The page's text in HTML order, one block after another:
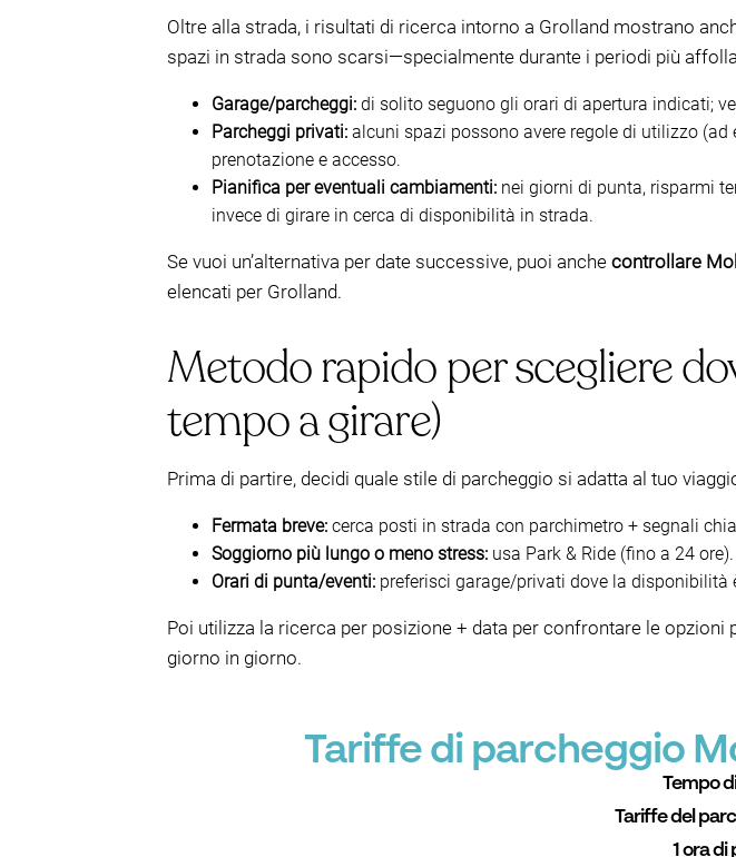
Oltre alla strada, i risultati di ricerca intorno a Grolland mostrano
spazi in strada sono scarsi—specialmente durante i periodi più
Garage/parcheggi: di solito seguono gli orari di apertura indicati;
Parcheggi privati: alcuni spazi possono avere regole di utilizzo
prenotazione e accesso.
Pianifica per eventuali cambiamenti: nei giorni di punta, risparmi
invece di girare in cerca di disponibilità in strada.
Se vuoi un’alternativa per date successive, puoi anche controllare
elencati per Grolland.
Metodo rapido per scegliere
tempo a girare)
Prima di partire, decidi quale stile di parcheggio si adatta al tuo
Fermata breve: cerca posti in strada con parchimetro + segnali
Soggiorno più lungo o meno stress: usa Park & Ride (fino a 24 ore).
Orari di punta/eventi: preferisci garage/privati dove la disponibilità
Poi utilizza la ricerca per posizione + data per confrontare le
giorno in giorno.
Tariffe di parcheggio
Tempo
Tariffe del
1 ora di